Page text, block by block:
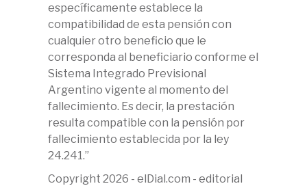
específicamente establece la
compatibilidad de esta pensión con
cualquier otro beneficio que le
corresponda al beneficiario conforme el
Sistema Integrado Previsional
Argentino vigente al momento del
fallecimiento. Es decir, la prestación
resulta compatible con la pensión por
fallecimiento establecida por la ley
24.241.”
Copyright 2026 - elDial.com - editorial